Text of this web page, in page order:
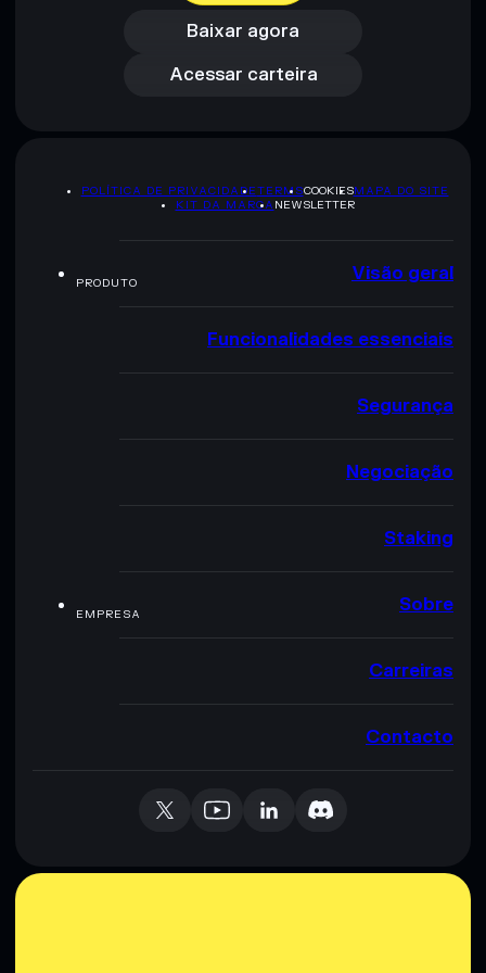
Baixar agora
Acessar carteira
Acessar carteira
POLÍTICA DE PRIVACIDADETERMSCOOKIESMAPA DO SITE
KIT DA MARCA NEWSLETTER
PRODUTO Visão geral
Funcionalidades essenciais
Segurança
Negociação
Staking
EMPRESA Sobre
Carreiras
Contacto